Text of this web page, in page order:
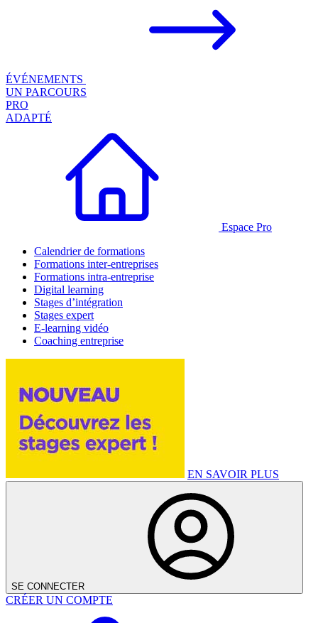
ÉVÉNEMENTS
UN PARCOURS
PRO
ADAPTÉ
Espace Pro
Calendrier de formations
Formations inter-entreprises
Formations intra-entreprise
Digital learning
Stages d’intégration
Stages expert
E-learning vidéo
Coaching entreprise
EN SAVOIR PLUS
SE CONNECTER
CRÉER UN COMPTE